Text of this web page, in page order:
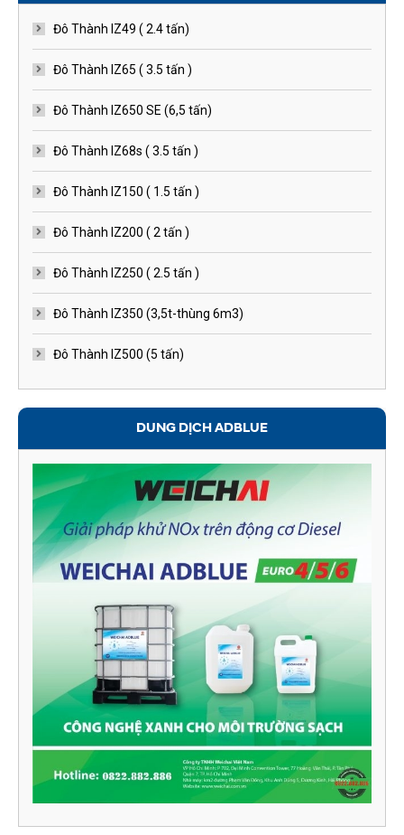
Đô Thành IZ49 ( 2.4 tấn)
Đô Thành IZ65 ( 3.5 tấn )
Đô Thành IZ650 SE (6,5 tấn)
Đô Thành IZ68s ( 3.5 tấn )
Đô Thành IZ150 ( 1.5 tấn )
Đô Thành IZ200 ( 2 tấn )
Đô Thành IZ250 ( 2.5 tấn )
Đô Thành IZ350 (3,5t-thùng 6m3)
Đô Thành IZ500 (5 tấn)
DUNG DỊCH ADBLUE